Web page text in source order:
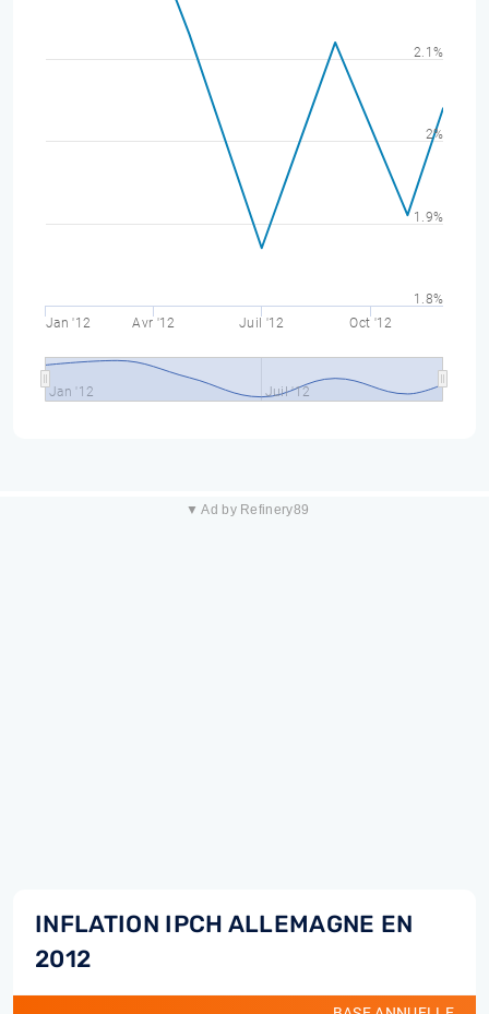
Jan '12 Avr '12 Juil '12 Oct '12
Jan '12 Juil '12
1.8%
1.9%
2%
2.1%
▼ Ad by Refinery89
INFLATION IPCH ALLEMAGNE EN
2012